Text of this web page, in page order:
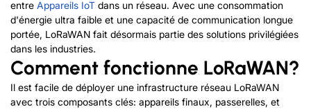
entre Appareils IoT dans un réseau. Avec une consommation
d'énergie ultra faible et une capacité de communication longue
portée, LoRaWAN fait désormais partie des solutions privilégiées
dans les industries.
Comment fonctionne LoRaWAN?
Il est facile de déployer une infrastructure réseau LoRaWAN
avec trois composants clés: appareils finaux, passerelles, et